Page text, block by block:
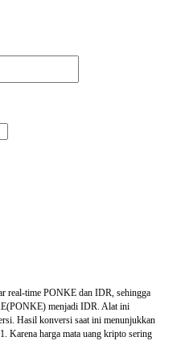
real-time PONKE dan IDR, sehingga
menjadi IDR. Alat ini
Hasil konversi saat ini menunjukkan
Karena harga mata uang kripto sering